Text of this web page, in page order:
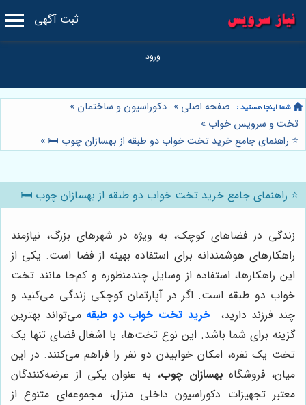
ثبت آگهی
صفحه اصلی » دکوراسیون و ساختمان »
تخت و سرویس خواب »
⭐️ راهنمای جامع خرید تخت خواب دو طبقه از بهسازان چوب 🛏️ »
⭐️ راهنمای جامع خرید تخت خواب دو طبقه از بهسازان چوب 🛏️
زندگی در فضاهای کوچک، به ویژه در شهرهای بزرگ، نیازمند
راهکارهای هوشمندانه برای استفاده بهینه از فضا است. یکی از
این راهکارها، استفاده از وسایل چندمنظوره و کم‌جا مانند تخت
خواب دو طبقه است. اگر در آپارتمان کوچکی زندگی می‌کنید و
چند فرزند دارید،
خرید تخت خواب دو طبقه می‌تواند بهترین
گزینه برای شما باشد. این نوع تخت‌ها، با اشغال فضای تنها یک
تخت یک نفره، امکان خوابیدن دو نفر را فراهم می‌کنند. در این
میان، فروشگاه بهسازان چوب، به عنوان یکی از عرضه‌کنندگان
معتبر تجهیزات دکوراسیون داخلی منزل، مجموعه‌ای متنوع از